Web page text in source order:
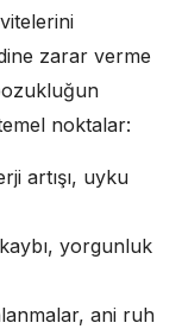
zarar verme
noktalar:
artışı, uyku
yorgunluk
ani ruh